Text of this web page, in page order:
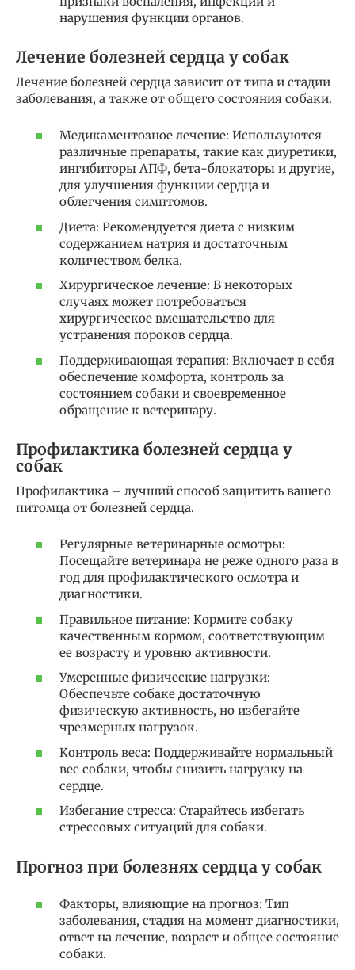
нарушения функции органов.
Лечение болезней сердца у собак
Лечение болезней сердца зависит от типа и стадии
заболевания, а также от общего состояния собаки.
Медикаментозное лечение: Используются
различные препараты, такие как диуретики,
ингибиторы АПФ, бета-блокаторы и другие,
для улучшения функции сердца и
облегчения симптомов.
Диета: Рекомендуется диета с низким
содержанием натрия и достаточным
количеством белка.
Хирургическое лечение: В некоторых
случаях может потребоваться
хирургическое вмешательство для
устранения пороков сердца.
Поддерживающая терапия: Включает в себя
обеспечение комфорта, контроль за
состоянием собаки и своевременное
обращение к ветеринару.
Профилактика болезней сердца у
собак
Профилактика – лучший способ защитить вашего
питомца от болезней сердца.
Регулярные ветеринарные осмотры:
Посещайте ветеринара не реже одного раза в
год для профилактического осмотра и
диагностики.
Правильное питание: Кормите собаку
качественным кормом, соответствующим
ее возрасту и уровню активности.
Умеренные физические нагрузки:
Обеспечьте собаке достаточную
физическую активность, но избегайте
чрезмерных нагрузок.
Контроль веса: Поддерживайте нормальный
вес собаки, чтобы снизить нагрузку на
сердце.
Избегание стресса: Старайтесь избегать
стрессовых ситуаций для собаки.
Прогноз при болезнях сердца у собак
Факторы, влияющие на прогноз: Тип
заболевания, стадия на момент диагностики,
ответ на лечение, возраст и общее состояние
собаки.